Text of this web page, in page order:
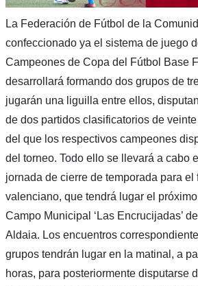
La Federación de Fútbol de la
confeccionado ya el sistema de juego
Campeones de Copa del Fútbol Base
desarrollará formando dos grupos de
jugarán una liguilla entre ellos,
de dos partidos clasificatorios de
del que los respectivos campeones
del torneo. Todo ello se llevará a cabo
jornada de cierre de temporada para
valenciano, que tendrá lugar el
Campo Municipal ‘Las Encrucijadas’
Aldaia. Los encuentros
grupos tendrán lugar en la matinal, a
horas, para posteriormente disputarse